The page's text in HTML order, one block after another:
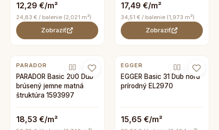
12,29 €/m²
24,83 € / balenie (2,021 m²)
Zobraziť
17,49 €/m²
34,51 € / balenie (1,973 m²)
Zobraziť
PARADOR
PARADOR Basic 200 Dub
brúsený jemne matná
štruktúra 1593997
18,53 €/m²
EGGER
EGGER Basic 31 Dub nord
prírodný EL2970
15,65 €/m²